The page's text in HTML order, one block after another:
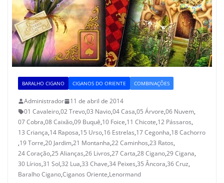
BARALHO CIGANO CIGANOS DO ORIENTE COMBINAÇÕES
Administrador
11 de abril de 2014
01 Cavaleiro,02 Trevo,03 Navio,04 Casa,05 Árvore,06 Nuvem,
07 Cobra,08 Caixão,09 Buquê,10 Foice,11 Chicote,12 Pássaros,
13 Criança,14 Raposa,15 Urso,16 Estrelas,17 Cegonha,18 Cachorro
,19 Torre,20 Jardim,21 Montanha,22 Caminhos,23 Ratos,
24 Coração,25 Alianças,26 Livros,27 Carta,28 Cigano,29 Cigana,
30 Lírios,31 Sol,32 Lua,33 Chave,34 Peixes,35 Âncora,36 Cruz,
Baralho Cigano,Ciganos Oriente,Lenormand